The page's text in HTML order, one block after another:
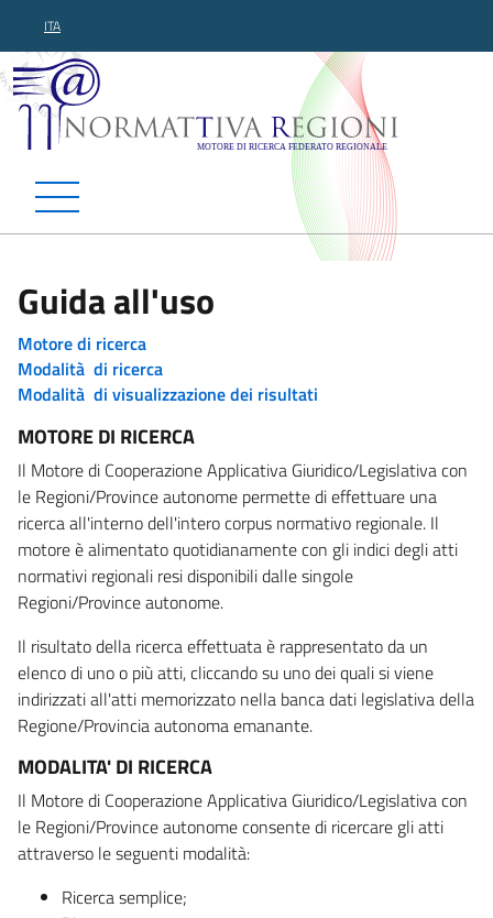
ITA
Normattiva Regioni -
Guida all'uso
Motore di ricerca
Modalità di ricerca
Modalità di visualizzazione dei risultati
MOTORE DI RICERCA
Il Motore di Cooperazione Applicativa Giuridico/Legislativa con
le Regioni/Province autonome permette di effettuare una
ricerca all'interno dell'intero corpus normativo regionale. Il
motore è alimentato quotidianamente con gli indici degli atti
normativi regionali resi disponibili dalle singole
Regioni/Province autonome.
Il risultato della ricerca effettuata è rappresentato da un
elenco di uno o più atti, cliccando su uno dei quali si viene
indirizzati all'atti memorizzato nella banca dati legislativa della
Regione/Provincia autonoma emanante.
MODALITA' DI RICERCA
Il Motore di Cooperazione Applicativa Giuridico/Legislativa con
le Regioni/Province autonome consente di ricercare gli atti
attraverso le seguenti modalità:
Ricerca semplice;